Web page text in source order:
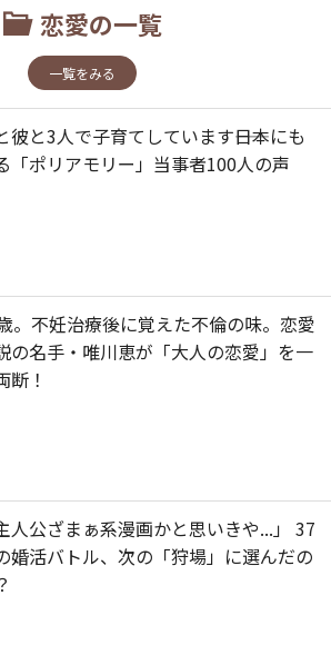
恋愛の一覧
一覧をみる
彼と3人で子育てしています――日本にも
「ポリアモリー」当事者100人の声
。不妊治療後に覚えた不倫の味。恋愛
の名手・唯川恵が「大人の恋愛」を一
断！
人公ざまぁ系漫画かと思いきや...」 37
婚活バトル、次の「狩場」に選んだの